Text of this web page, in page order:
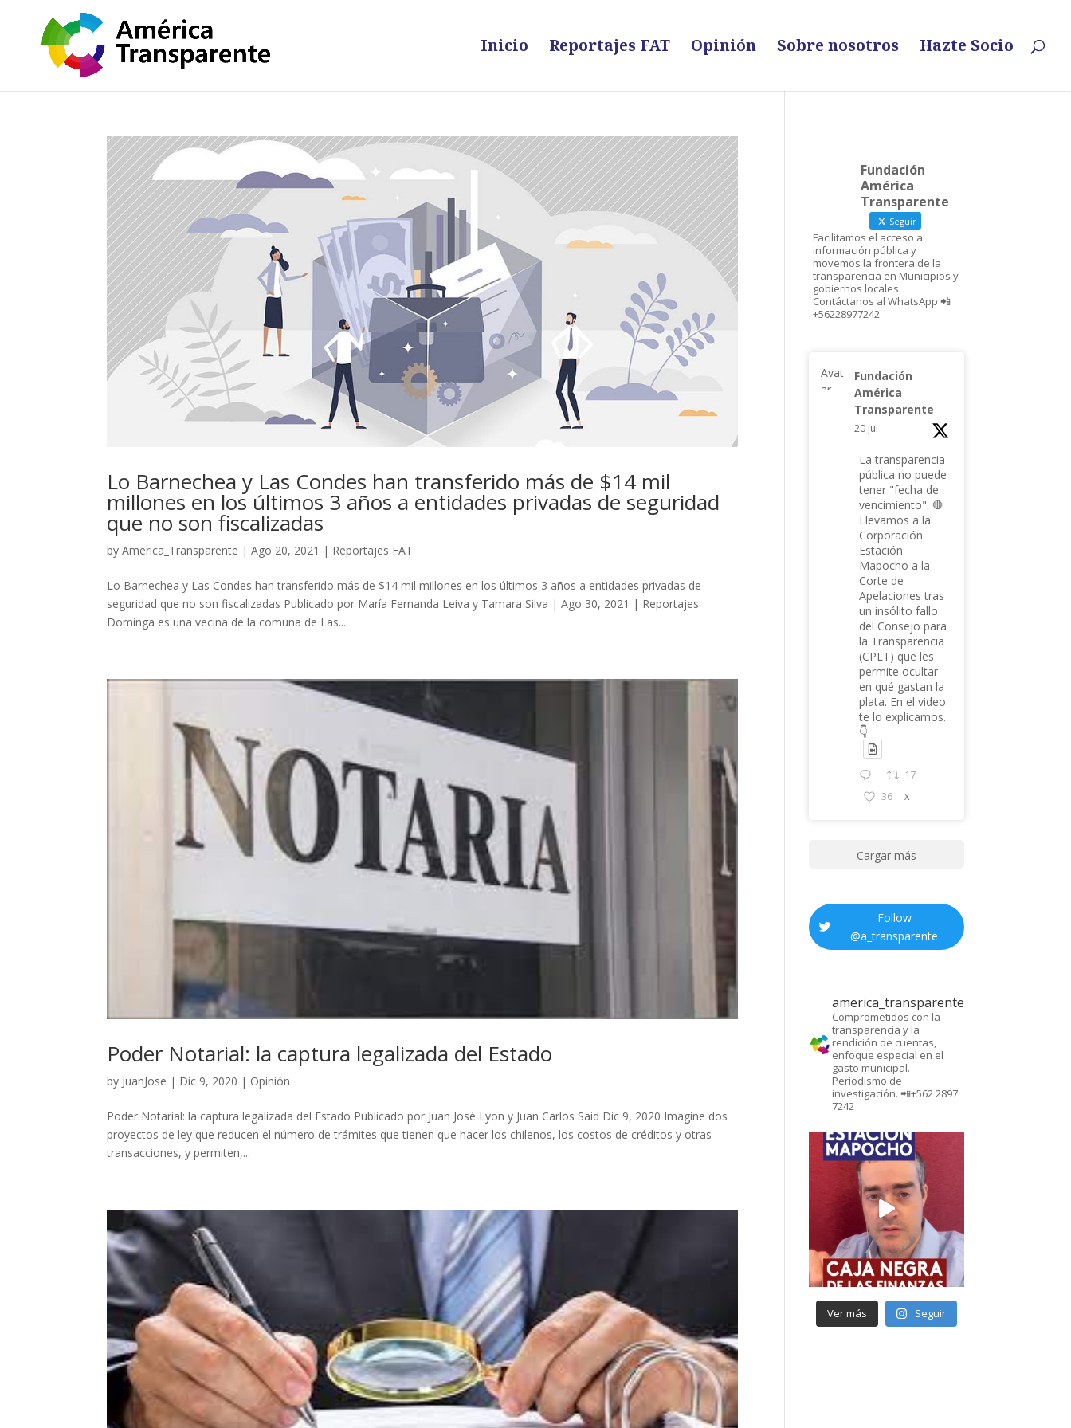
Inicio Reportajes FAT Opinión Sobre nosotros Hazte Socio
Lo Barnechea y Las Condes han transferido más de $14 mil
millones en los últimos 3 años a entidades privadas de seguridad
que no son fiscalizadas
byAmerica_Transparente |Ago 20, 2021 | Reportajes FAT
Lo Barnechea y Las Condes han transferido más de $14 mil millones en los últimos 3 años a entidades privadas de
seguridad que no son fiscalizadas Publicado por María Fernanda Leiva y Tamara Silva | Ago 30, 2021 | Reportajes
Dominga es una vecina de la comuna de Las...
Poder Notarial: la captura legalizada del Estado
by JuanJose | Dic 9, 2020 | Opinión
Poder Notarial: la captura legalizada del Estado Publicado por Juan José Lyon y Juan Carlos Said Dic 9, 2020 Imagine dos
proyectos de ley que reducen el número de trámites que tienen que hacer los chilenos, los costos de créditos y otras
transacciones, y permiten,...
Fundación
América
Transparente
Seguir
Facilitamos el acceso a
información pública y
movemos la frontera de la
transparencia en Municipios y
gobiernos locales.
Contáctanos al WhatsApp 📲
+56228977242
Avat
ar
Fundación
América
Transparente
20 Jul
La transparencia
pública no puede
tener "fecha de
vencimiento". 🛑
Llevamos a la
Corporación
Estación
Mapocho a la
Corte de
Apelaciones tras
un insólito fallo
del Consejo para
la Transparencia
(CPLT) que les
permite ocultar
en qué gastan la
plata. En el video
te lo explicamos.
👇
17
36
X
Cargar más
Follow
@a_transparente
america_transparente
Comprometidos con la
transparencia y la
rendición de cuentas,
enfoque especial en el
gasto municipal.
Periodismo de
investigación. 📲+562 2897
7242
Ver más Seguir